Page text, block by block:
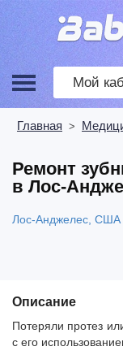
Мой
Главная >
Ремонт
в Лос-
Лос-Анджелес, США
Описание
Потеряли протез
с его